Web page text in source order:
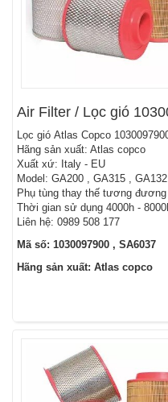
Air Filter / Lọc gió
Lọc gió Atlas Copco
Hãng sản xuất: Atlas copco
Xuất xứ: Italy - EU
Model: GA200 , GA315 ,
Phụ tùng thay thế tương
Thời gian sử dụng 4000h -
Liên hệ: 0989 508 177
Mã số: 1030097900 , SA6037
Hãng sản xuất: Atlas copco